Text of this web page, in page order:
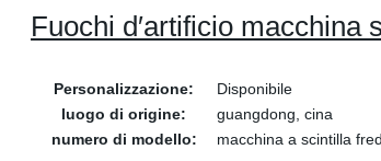
Fuochi d′artificio macchina
Personalizzazione:
Disponibile
luogo di origine:
guangdong, cina
numero di modello:
macchina a scintilla